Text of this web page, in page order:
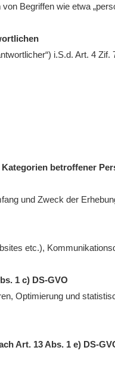
Begriffen wie etwa
i.S.d. Art. 4 Zif.
betroffener
und Zweck der
etc.),
1 c) DS-GVO
Optimierung und
Art. 13 Abs. 1 e) DS-